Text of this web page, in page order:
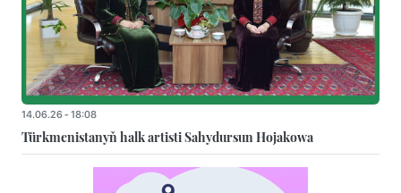
14.06.26 - 18:08
Türkmenistanyň halk artisti Sahydursun Hojakowa